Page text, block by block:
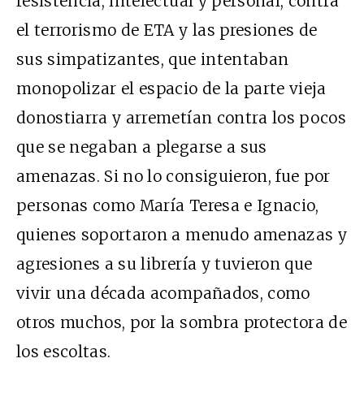
el terrorismo de ETA y las presiones de
sus simpatizantes, que intentaban
monopolizar el espacio de la parte vieja
donostiarra y arremetían contra los pocos
que se negaban a plegarse a sus
amenazas. Si no lo consiguieron, fue por
personas como María Teresa e Ignacio,
quienes soportaron a menudo amenazas y
agresiones a su librería y tuvieron que
vivir una década acompañados, como
otros muchos, por la sombra protectora de
los escoltas.